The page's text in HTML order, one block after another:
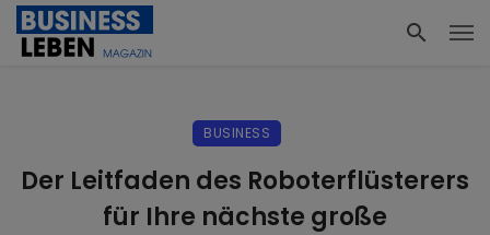
BUSINESS
Der Leitfaden des Roboterflüsterers
für Ihre nächste große